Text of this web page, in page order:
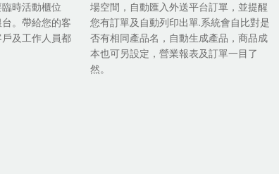
時活動櫃位
。帶給您的客
及工作人員都
場空間，自動匯入外送平台訂單，並提醒
您有訂單及自動列印出單.系統會自比對是
否有相同產品名，自動生成產品，商品成
本也可另設定，營業報表及訂單一目了
然。